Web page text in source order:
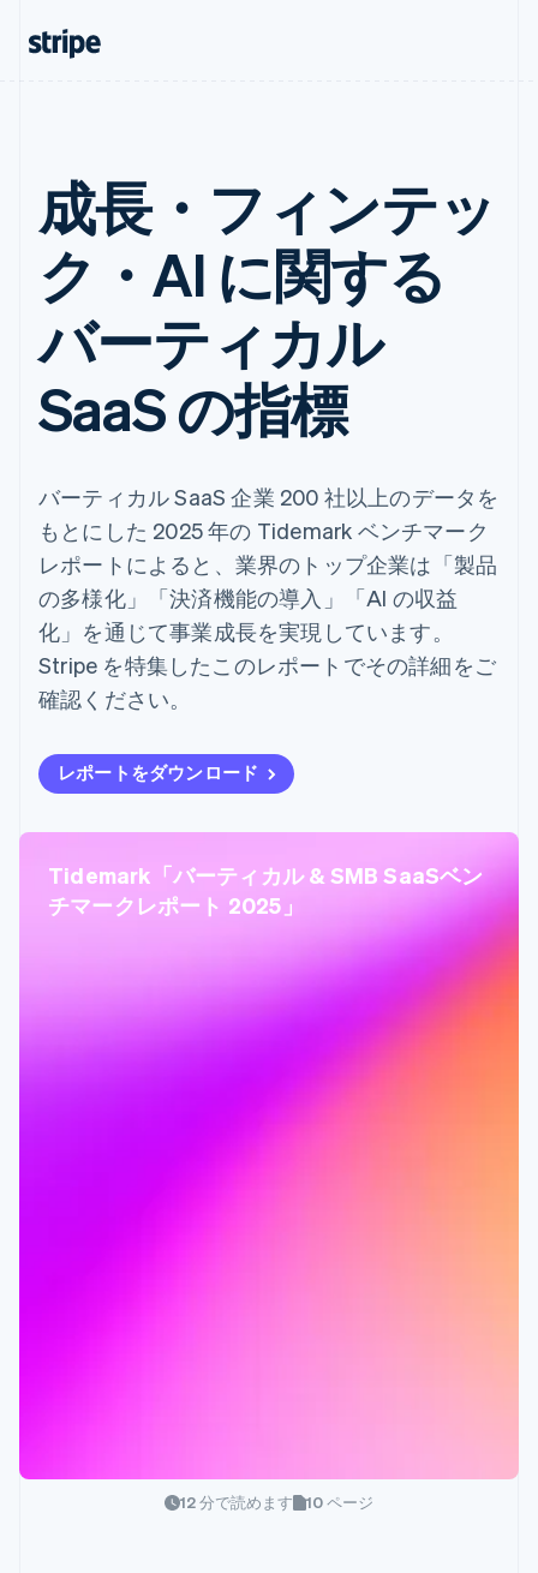
成長・フィンテッ
ク・AI に関する
バーティカル
SaaS の指標
バーティカル SaaS 企業 200 社以上のデータを
もとにした 2025 年の Tidemark ベンチマーク
レポートによると、業界のトップ企業は「製品
の多様化」「決済機能の導入」「AI の収益
化」を通じて事業成長を実現しています。
Stripe を特集したこのレポートでその詳細をご
確認ください。
レポートをダウンロード
Tidemark「バーティカル & SMB SaaSベン
チマークレポート 2025」
12 分で読めます 10 ページ